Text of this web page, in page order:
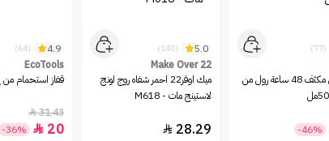
(77)
مزيل عرق مكثف 48 ساعة رول من
-46%
5.0
(140)
Make Over 22
ميك اوفر22 احمر شفاه روج لونج
لاستينج مات - M618
28.29

4.9
(64)
EcoTools
قفاز استحمام
31.43

20

-36%